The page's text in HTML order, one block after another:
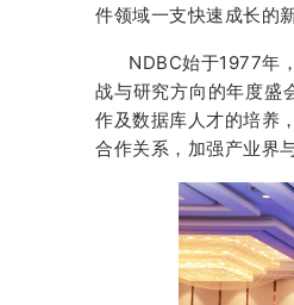
件领域一支快速成长的
NDBC始于1977年
战与研究方向的年度盛
作及数据库人才的培养
合作关系，加强产业界